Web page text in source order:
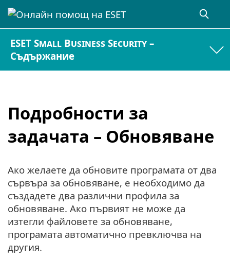
ESET Small Business Security –
Съдържание
Подробности за
задачата – Обновяване
Ако желаете да обновите програмата от два
сървъра за обновяване, е необходимо да
създадете два различни профила за
обновяване. Ако първият не може да
изтегли файловете за обновяване,
програмата автоматично превключва на
другия.